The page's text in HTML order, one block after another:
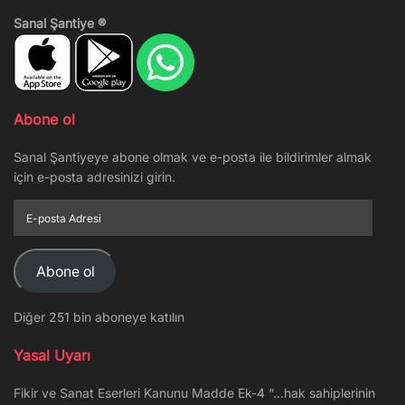
Sanal Şantiye ®
Abone ol
Sanal Şantiyeye abone olmak ve e-posta ile bildirimler almak
için e-posta adresinizi girin.
posta
Adresi
Abone ol
Diğer 251 bin aboneye katılın
Yasal Uyarı
Fikir ve Sanat Eserleri Kanunu Madde Ek-4 “…hak sahiplerinin